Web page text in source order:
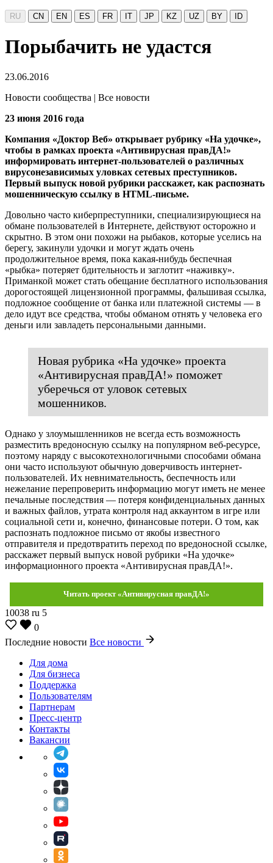
RU CN EN ES FR IT JP KZ UZ BY ID
Порыбачить не удастся
23.06.2016
Новости сообщества | Все новости
23 июня 2016 года
Компания «Доктор Веб» открывает рубрику «На удочке»,
чтобы в рамках проекта «Антивирусная правДА!»
информировать интернет-пользователей о различных
вирусонезависимых уловках сетевых преступников.
Первый выпуск новой рубрики расскажет, как распознать
мошенническую ссылку в HTML-письме.
Довольно часто киберпреступники, специализирующиеся на
обмане пользователей в Интернете, действуют осторожно и
скрытно. В этом они похожи на рыбаков, которые уселись на
берегу, закинули удочки и могут ждать очень
продолжительное время, пока какая-нибудь беспечная
«рыбка» потеряет бдительность и заглотит «наживку».
Приманкой может стать обещание бесплатного использования
дорогостоящей лицензионной программы, фальшивая ссылка,
подложное сообщение от банка или платежной системы — в
дело идут все средства, чтобы обманом отнять у человека его
деньги или завладеть персональными данными.
Новая рубрика «На удочке» проекта
«Антивирусная правДА!» поможет
уберечься от уловок сетевых
мошенников.
Однако у злоумышленников не всегда есть возможность
разместить вредоносную ссылку на популярном веб-ресурсе,
поэтому наряду с высокотехнологичными способами обмана
они часто используют обычную доверчивость интернет-
пользователей. Их невнимательность, беспечность или
нежелание перепроверить информацию могут иметь не менее
печальные последствия — потеря конфиденциальных данных
и важных файлов, утрата контроля над аккаунтом в игре или
социальной сети и, конечно, финансовые потери. О том, как
распознать подложное письмо от якобы известного
отправителя и предотвратить переход по вредоносной ссылке,
расскажет первый выпуск новой рубрики «На удочке»
информационного проекта «Антивирусная правДА!».
Читать проект «Антивирусная правДА!»
10038 ru 5
0
Последние новости Все новости
Для дома
Для бизнеса
Поддержка
Пользователям
Партнерам
Пресс-центр
Контакты
Вакансии